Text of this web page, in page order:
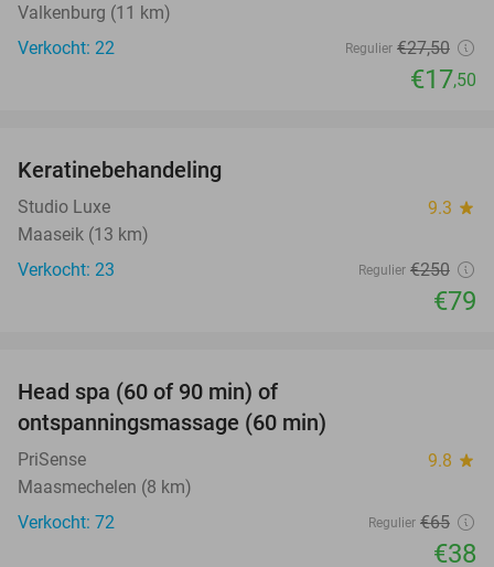
Valkenburg (11 km)
Verkocht: 22
Regulier €27,50
€17,50
Keratinebehandeling
Studio Luxe 9.3 star
Maaseik (13 km)
Verkocht: 23
Regulier €250
€79
Head spa (60 of 90 min) of
ontspanningsmassage (60 min)
PriSense 9.8 star
Maasmechelen (8 km)
Verkocht: 72
Regulier €65
€38